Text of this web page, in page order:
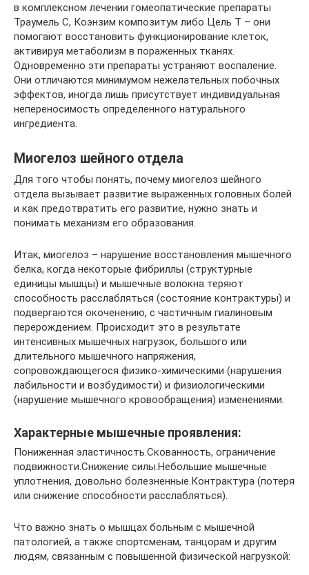
в комплексном лечении гомеопатические препараты
Траумель С, Коэнзим композитум либо Цель Т – они
помогают восстановить функционирование клеток,
активируя метаболизм в пораженных тканях.
Одновременно эти препараты устраняют воспаление.
Они отличаются минимумом нежелательных побочных
эффектов, иногда лишь присутствует индивидуальная
непереносимость определенного натурального
ингредиента.
Миогелоз шейного отдела
Для того чтобы понять, почему миогелоз шейного
отдела вызывает развитие выраженных головных болей
и как предотвратить его развитие, нужно знать и
понимать механизм его образования.
Итак, миогелоз – нарушение восстановления мышечного
белка, когда некоторые фибриллы (структурные
единицы мышцы) и мышечные волокна теряют
способность расслабляться (состояние контрактуры) и
подвергаются окоченению, с частичным гиалиновым
перерождением. Происходит это в результате
интенсивных мышечных нагрузок, большого или
длительного мышечного напряжения,
сопровождающегося физико-химическими (нарушения
лабильности и возбудимости) и физиологическими
(нарушение мышечного кровообращения) изменениями.
Характерные мышечные проявления:
Пониженная эластичность.Скованность, ограничение
подвижности.Снижение силы.Небольшие мышечные
уплотнения, довольно болезненные.Контрактура (потеря
или снижение способности расслабляться).
Что важно знать о мышцах больным с мышечной
патологией, а также спортсменам, танцорам и другим
людям, связанным с повышенной физической нагрузкой: